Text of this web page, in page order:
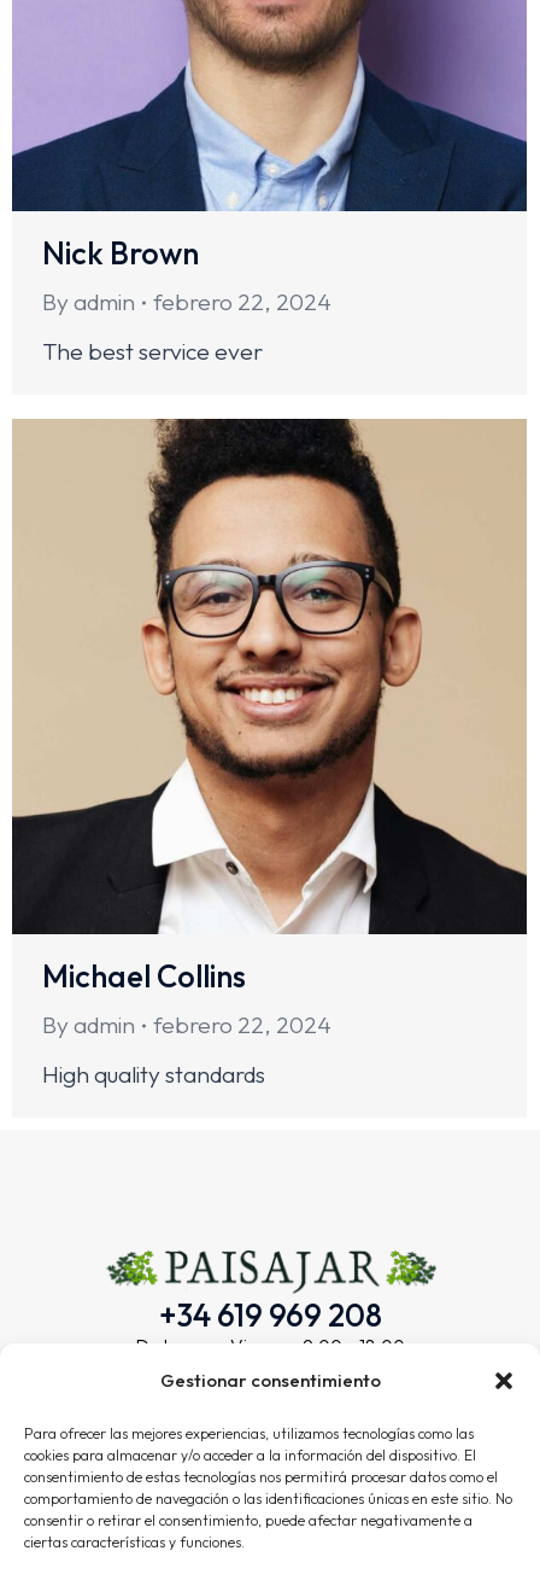
Gestionar consentimiento
Para ofrecer las mejores experiencias, utilizamos tecnologías como las
cookies para almacenar y/o acceder a la información del dispositivo. El
consentimiento de estas tecnologías nos permitirá procesar datos como el
comportamiento de navegación o las identificaciones únicas en este sitio. No
consentir o retirar el consentimiento, puede afectar negativamente a
ciertas características y funciones.
Nick Brown
By admin
febrero 22, 2024
The best service ever
Michael Collins
By admin
febrero 22, 2024
High quality standards
+34 619 969 208
De Lunes a Viernes: 9:00 – 18:00
Menú
Servicios
Trabajos
Contacto